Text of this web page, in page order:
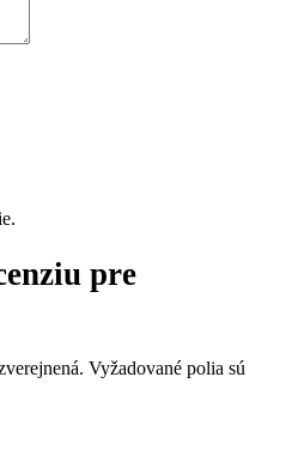
pre
Vyžadované polia sú